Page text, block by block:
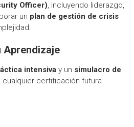
Officer), incluyendo liderazgo,
un plan de gestión de crisis
Aprendizaje
intensiva y un simulacro de
certificación futura.